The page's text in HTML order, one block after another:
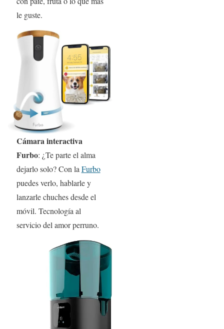
le guste.
Cámara interactiva
Furbo: ¿Te parte el alma
dejarlo solo? Con la Furbo
puedes verlo, hablarle y
lanzarle chuches desde el
móvil. Tecnología al
servicio del amor perruno.